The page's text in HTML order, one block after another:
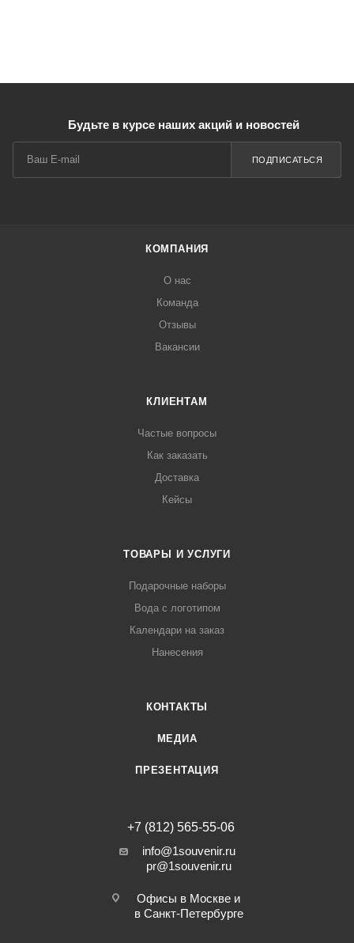
Будьте в курсе наших акций и новостей
ПОДПИСАТЬСЯ
КОМПАНИЯ
О нас
Команда
Отзывы
Вакансии
КЛИЕНТАМ
Частые вопросы
Как заказать
Доставка
Кейсы
ТОВАРЫ И УСЛУГИ
Подарочные наборы
Вода с логотипом
Календари на заказ
Нанесения
КОНТАКТЫ
МЕДИА
ПРЕЗЕНТАЦИЯ
+7 (812) 565-55-06
info@1souvenir.ru
pr@1souvenir.ru
Офисы в Москве и
в Санкт-Петербурге